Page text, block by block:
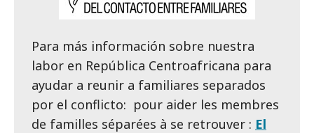
Para más información sobre nuestra
labor en República Centroafricana para
ayudar a reunir a familiares separados
por el conflicto: pour aider les membres
de familles séparées à se retrouver : El